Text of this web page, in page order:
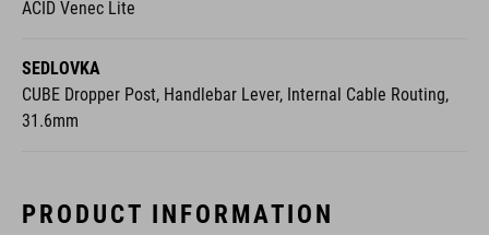
ACID Venec Lite
SEDLOVKA
CUBE Dropper Post, Handlebar Lever, Internal Cable Routing,
31.6mm
PRODUCT INFORMATION